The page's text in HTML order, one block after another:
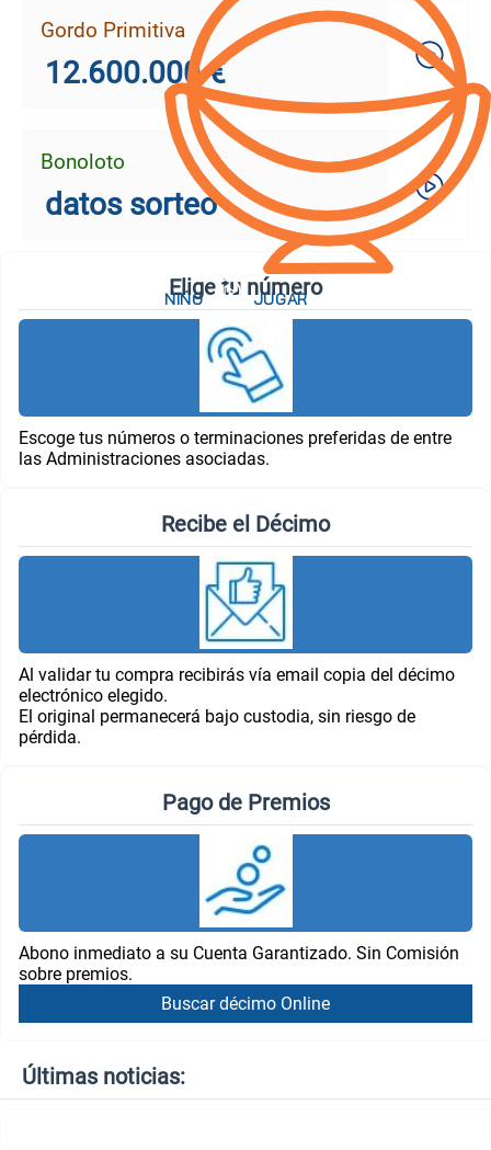
Gordo Primitiva
12.600.000 €
Bonoloto
datos sorteo
Elige tu número
Escoge tus números o terminaciones preferidas de entre
las Administraciones asociadas.
Recibe el Décimo
Al validar tu compra recibirás vía email copia del décimo
electrónico elegido.
El original permanecerá bajo custodia, sin riesgo de
pérdida.
Pago de Premios
Abono inmediato a su Cuenta Garantizado. Sin Comisión
sobre premios.
Buscar décimo Online
Últimas noticias: